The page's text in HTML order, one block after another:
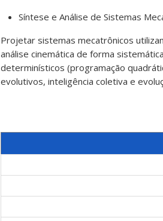
Síntese e Análise de Sistemas
Projetar sistemas mecatrônicos
análise cinemática de forma
determinísticos (programação
evolutivos, inteligência coletiva e